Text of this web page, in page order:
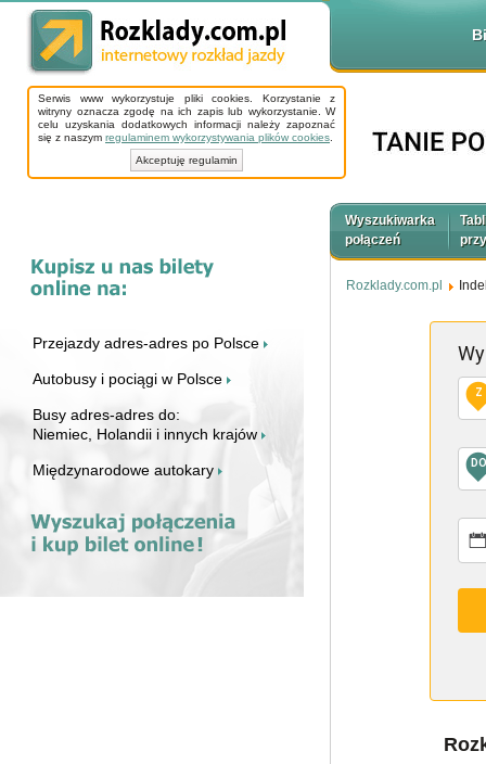
Serwis www wykorzystuje pliki cookies. Korzystanie z
witryny oznacza zgodę na ich zapis lub wykorzystanie. W
celu uzyskania dodatkowych informacji należy zapoznać
się z naszym regulaminem wykorzystywania plików cookies
Akceptuję regulamin
Przejazdy adres-adres po Polsce
Autobusy i pociągi w Polsce
Busy adres-adres do:
Niemiec, Holandii i innych krajów
Międzynarodowe autokary
Wyszukiwarka
połączeń
Rozklady.com.pl
Z
DO